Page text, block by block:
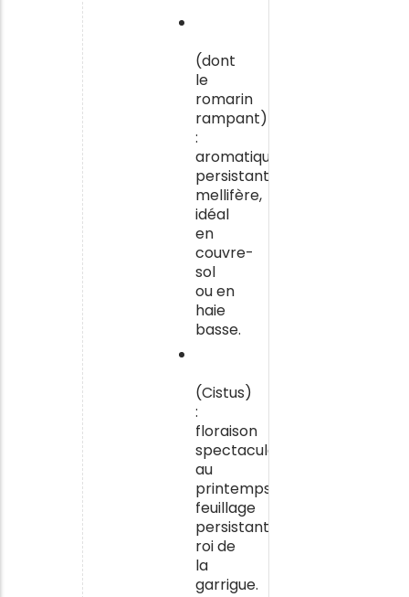
(dont
le
romarin
rampant)
:
aromatique
persistant,
mellifère,
idéal
en
couvre-
sol
ou en
haie
basse.
(Cistus)
:
floraison
spectaculaire
au
printemps,
feuillage
persistant,
roi de
la
garrigue.